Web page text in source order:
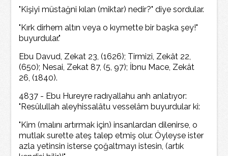
"Kişiyi müstağni kılan (miktar) nedir?" diye sordular.
"Kırk dirhem altın veya o kıymette bir başka şey!"
buyurdular."
Ebu Davud, Zekat 23, (1626); Tirmizi, Zekât 22,
(650); Nesai, Zekat 87, (5, 97); İbnu Mace, Zekât
26, (1840).
4837 - Ebu Hureyre radıyallahu anh anlatıyor:
"Resûlullah aleyhissalâtu vesselâm buyurdular ki:
"Kim (malını artırmak için) insanlardan dilenirse, o
mutlak surette ateş talep etmiş olur. Öyleyse ister
azla yetinsin isterse çoğaltmayı istesin, (artık